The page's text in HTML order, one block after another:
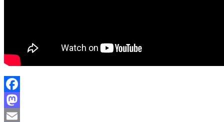
Facebook
Mastodon